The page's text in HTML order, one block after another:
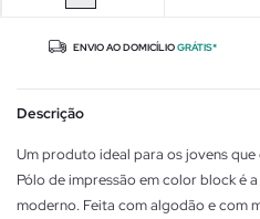
ENVIO AO DOMICÍLIOGRÁTIS*
Descrição
Um produto ideal para os jovens
Pólo de impressão em color block é
moderno. Feita com algodão e com